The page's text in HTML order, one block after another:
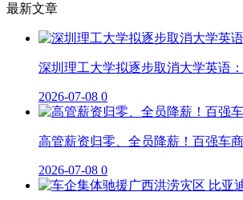
最新文章
深圳理工大学拟逐步取消大学英语
2026-07-08 0
高管薪资归零、全员降薪！百强车
2026-07-08 0